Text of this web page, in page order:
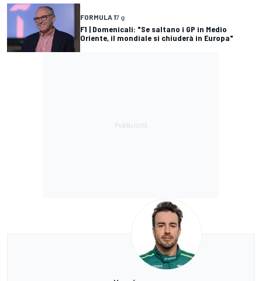
FORMULA 17 g
F1 | Domenicali: "Se saltano i GP in Medio
Oriente, il mondiale si chiuderà in Europa"